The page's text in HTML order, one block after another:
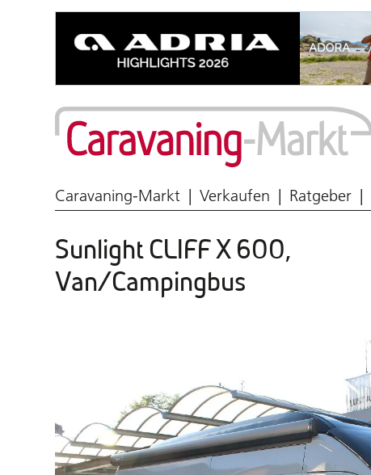
Caravaning-Markt Verkaufen Ratgeber
Sunlight CLIFF X 600,
Van/Campingbus